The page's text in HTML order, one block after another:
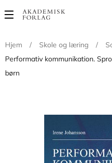
Main
Hjem
/ Skole og læring /
Performativ kommunikation.
børn